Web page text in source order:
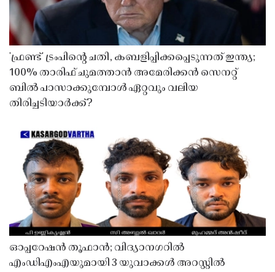
'ഫ്രണ്ട്' ട്രംപിന്റെ ചതി, കബളിപ്പിക്കപ്പെടുന്നത് ഇന്ത്യ;
100% താരിഫ് ചുമത്താൻ അമേരിക്കൻ സെനറ്റ്
ബിൽ പാസാക്കുമ്പോൾ ഏറ്റവും വലിയ
തിരിച്ചടിയാർക്ക്?
ഓപ്പറേഷൻ തൂഫാൻ; വിദ്യാനഗറിൽ
എംഡിഎംഎയുമായി 3 യുവാക്കൾ അറസ്റ്റിൽ